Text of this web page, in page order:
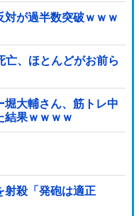
対が過半数突破ｗｗｗ
亡、ほとんどがお前ら
堀大輔さん、筋トレ中
結果ｗｗｗｗ
射殺「発砲は適正